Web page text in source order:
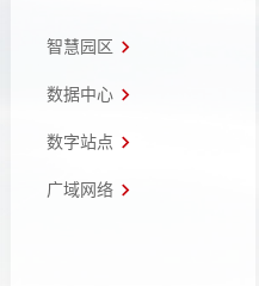
智慧园区
数据中心
数字站点
广域网络